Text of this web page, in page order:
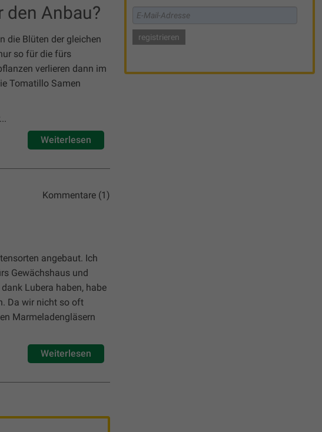
Anbau?
die Blüten der gleichen
so für die fürs
verlieren dann im
Tomatillo Samen
Weiterlesen
Kommentare (1)
angebaut. Ich
Gewächshaus und
Lubera haben, habe
Da wir nicht so oft
Marmeladengläsern
Weiterlesen